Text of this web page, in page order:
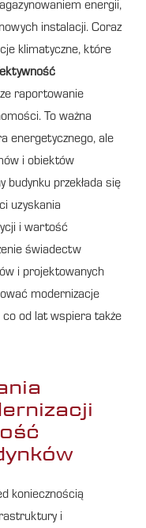
energii,
instalacji. Coraz
klimatyczne, które
raportowanie
To ważna
energetycznego, ale
i obiektów
budynku przekłada się
uzyskania
i wartość
świadectw
i projektowanych
modernizacje
co od lat wspiera także
koniecznością
i